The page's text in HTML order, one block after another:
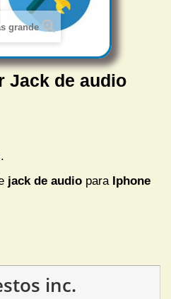
grande
Jack de audio
jack de audio para Iphone
inc.